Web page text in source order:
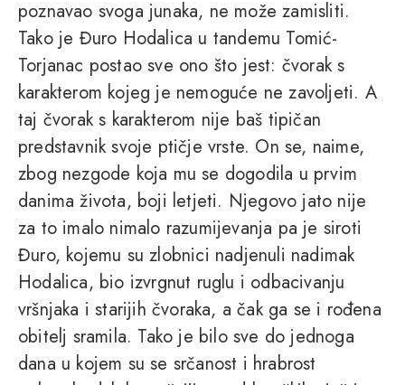
poznavao svoga junaka, ne može zamisliti.
Tako je Đuro Hodalica u tandemu Tomić-
Torjanac postao sve ono što jest: čvorak s
karakterom kojeg je nemoguće ne zavoljeti. A
taj čvorak s karakterom nije baš tipičan
predstavnik svoje ptičje vrste. On se, naime,
zbog nezgode koja mu se dogodila u prvim
danima života, boji letjeti. Njegovo jato nije
za to imalo nimalo razumijevanja pa je siroti
Đuro, kojemu su zlobnici nadjenuli nadimak
Hodalica, bio izvrgnut ruglu i odbacivanju
vršnjaka i starijih čvoraka, a čak ga se i rođena
obitelj sramila. Tako je bilo sve do jednoga
dana u kojem su se srčanost i hrabrost